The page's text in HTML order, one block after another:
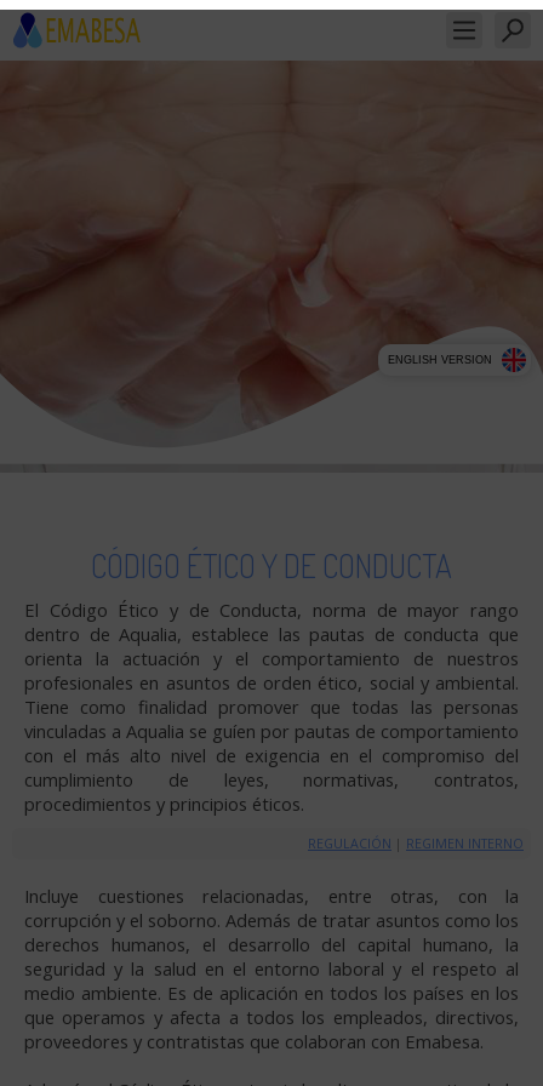
ENGLISH VERSION
CÓDIGO ÉTICO Y DE CONDUCTA
El Código Ético y de Conducta, norma de mayor rango
dentro de Aqualia, establece las pautas de conducta que
orienta la actuación y el comportamiento de nuestros
profesionales en asuntos de orden ético, social y ambiental.
Tiene como finalidad promover que todas las personas
vinculadas a Aqualia se guíen por pautas de comportamiento
con el más alto nivel de exigencia en el compromiso del
cumplimiento de leyes, normativas, contratos,
procedimientos y principios éticos.
REGULACIÓN | REGIMEN INTERNO
Incluye cuestiones relacionadas, entre otras, con la
corrupción y el soborno. Además de tratar asuntos como los
derechos humanos, el desarrollo del capital humano, la
seguridad y la salud en el entorno laboral y el respeto al
medio ambiente. Es de aplicación en todos los países en los
que operamos y afecta a todos los empleados, directivos,
proveedores y contratistas que colaboran con Emabesa.